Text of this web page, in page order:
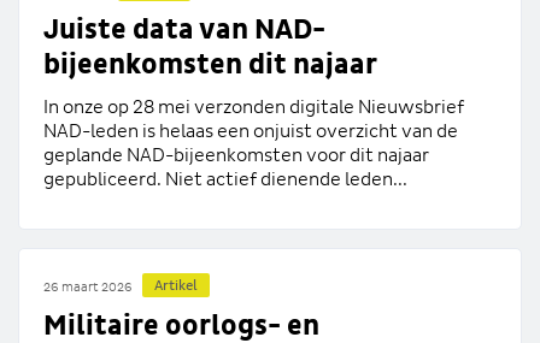
Juiste data van NAD-
bijeenkomsten dit najaar
In onze op 28 mei verzonden digitale Nieuwsbrief
NAD-leden is helaas een onjuist overzicht van de
geplande NAD-bijeenkomsten voor dit najaar
gepubliceerd. Niet actief dienende leden...
26 maart 2026 Artikel
Militaire oorlogs- en